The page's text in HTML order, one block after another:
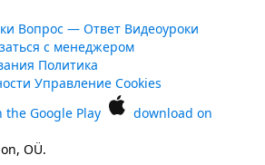
Вопрос — Ответ Видеоуроки
с менеджером
Политика
Управление Cookies
the Google Play
download on
OÜ.